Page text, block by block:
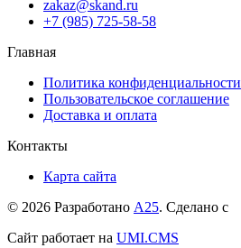
zakaz@skand.ru
+7 (985) 725-58-58
Главная
Политика конфиденциальности
Пользовательское соглашение
Доставка и оплата
Контакты
Карта сайта
© 2026 Разработано А25. Сделано с
Сайт работает на UMI.CMS